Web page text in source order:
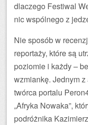
dlaczego Festiwal
nic wspólnego z
Nie sposób w
reportaży, które są
poziomie i każdy –
wzmiankę. Jednym
twórca portalu
„Afryka Nowaka”,
podróżnika